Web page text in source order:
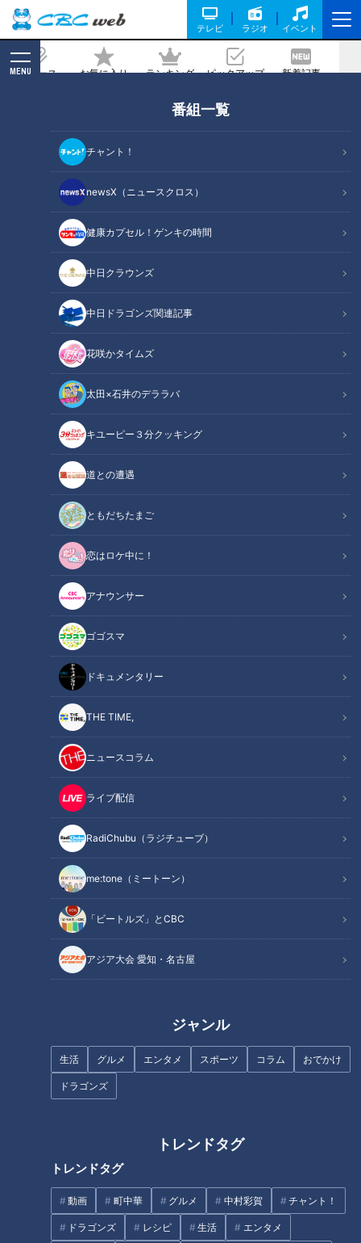
テレビ ラジオ イベント
ニュース お気に入り ランキング ピックアップ 新着記事
MENU
番組一覧
チャント！
newsX（ニュースクロス）
健康カプセル！ゲンキの時間
中日クラウンズ
中日ドラゴンズ関連記事
花咲かタイムズ
太田×石井のデララバ
キユーピー３分クッキング
道との遭遇
ともだちたまご
恋はロケ中に！
アナウンサー
ゴゴスマ
ドキュメンタリー
THE TIME,
ニュースコラム
ライブ配信
RadiChubu（ラジチューブ）
me:tone（ミートーン）
「ビートルズ」とCBC
アジア大会 愛知・名古屋
ジャンル
生活 グルメ エンタメ スポーツ コラム おでかけ
ドラゴンズ
トレンドタグ
トレンドタグ
動画 町中華 グルメ 中村彩賀 チャント！
ドラゴンズ レシピ 生活 エンタメ
りに染まった『神の島遥か国』【アリー
ナ編】
2025/05/30 12:00
「サザンオールスターズ全国ツアー・沖縄公演」：筆者撮影
ニュースコラム
東西南北論説風
公式ファンクラブのチケット抽選で当選したのは、暮らしてい
る名古屋ではなく沖縄だった。サザンオールスターズに会いに
春の沖縄へ飛んだ。２０２５年（令和７年）の年明けからスタ
ートした６年ぶりの全国ツアーは、各地のアリーナから始ま
り、後半は５大ドームへと展開された。ツアー中盤の３月１４
日、沖縄アリーナでのステージに“参戦”した。
関連リンク
【画像ギャラリー】沖縄で参戦サザン熱きライ
ブ！琉球の踊りに染まった『神の島遥か国』
【アリーナ編】
１０年ぶりの沖縄ライブ
『逢いたさ見たさ 病める My Mind』で開演
『ジャンヌ・ダルクによろしく』を弾く
『ラチエン通りのシスター』の郷愁
『別れ話は最後に』に酔う
『希望の轍』いつまでも続く
オススメ関連コンテンツ